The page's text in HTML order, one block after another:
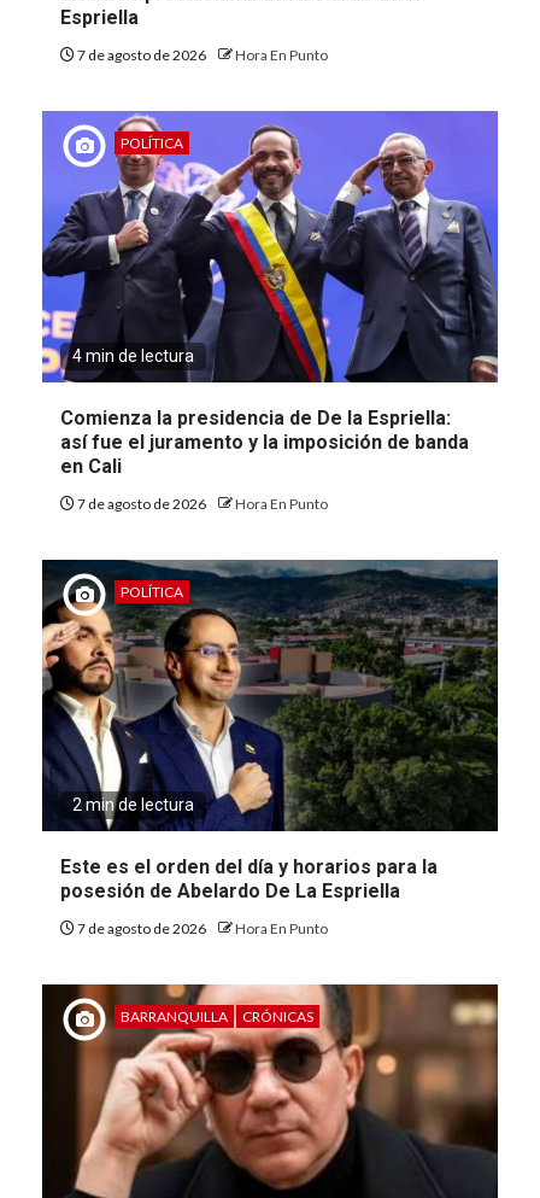
Espriella
7 de agosto de 2026 Hora En Punto
POLÍTICA
4 min de lectura
Comienza la presidencia de De la Espriella:
así fue el juramento y la imposición de banda
en Cali
7 de agosto de 2026 Hora En Punto
POLÍTICA
2 min de lectura
Este es el orden del día y horarios para la
posesión de Abelardo De La Espriella
7 de agosto de 2026 Hora En Punto
BARRANQUILLA CRÓNICAS